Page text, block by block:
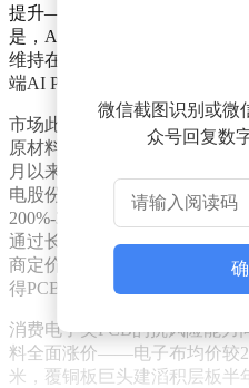
提升——其PCB价值是传统服
是，AI领域PCB生产周期长达
维持在20%以上，直接推升产
端AI PCB价格已上涨10%-
市场此前对PCB企业业绩存在
原材料涨价的矛盾现象。数据
月以来持续震荡整理，方正
电股份涨幅也不足100%。这
200%-300%的涨幅形成鲜明
通过长协协议锁定高端AI物料
商定价机制，有效抵御了成本
得PCB企业在AI服务器大规模
消费电子类PCB的抗风险能力
料全面涨价——电子布均价较
米，覆铜板巨头建滔积层板半
微信截图识别或微
众号回复数